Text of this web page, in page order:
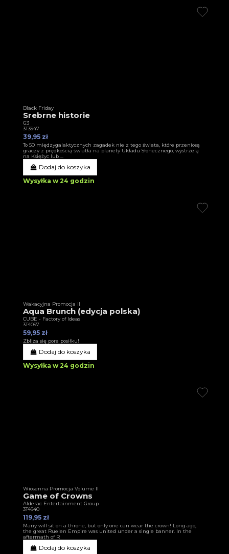
Black Friday
Srebrne historie
G3
3T3947
39,95 zł
To 50 międzygalaktycznych zagadek nie z tego świata, które przeniosą
graczy z prędkością światła na planety Układu Słonecznego, wystrzelą
na Księżyc lub ...
Dodaj do koszyka
Wysyłka w 24 godzin
Wakacyjna Promocja II
Aqua Brunch (edycja polska)
CUBE - Factory of Ideas
3T4097
59,95 zł
Zbliża się pora posiłku!
Dodaj do koszyka
Wysyłka w 24 godzin
Wiosenna Promocja Volume II
Game of Crowns
Alderac Entertainment Group
3T4640
119,95 zł
Many will sit on a throne, but only one can wear the crown! Long ago,
the great Ruelen Empire was united under a single banner. In the
aftermath of R
Dodaj do koszyka